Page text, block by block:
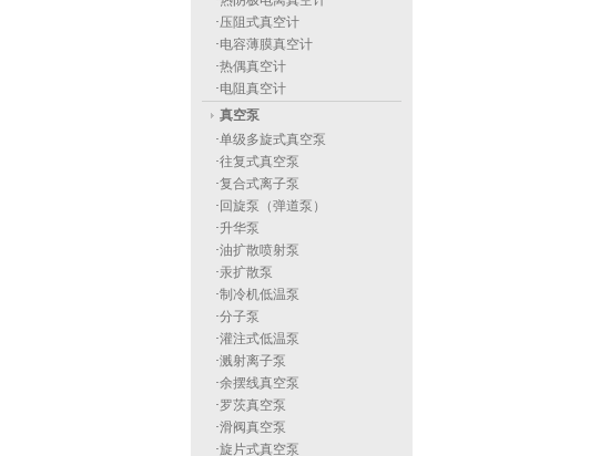
·压阻式真空计
·电容薄膜真空计
·热偶真空计
·电阻真空计
真空泵
·单级多旋式真空泵
·往复式真空泵
·复合式离子泵
· 回旋泵（弹道泵）
·升华泵
·油扩散喷射泵
·汞扩散泵
·制冷机低温泵
·分子泵
·灌注式低温泵
·溅射离子泵
·余摆线真空泵
·罗茨真空泵
·滑阀真空泵
·旋片式真空泵